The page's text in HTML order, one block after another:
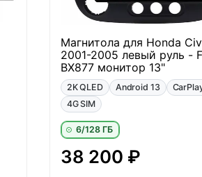
Магнитола для Honda
2001-2005 левый руль -
BX877 монитор 13"
2K QLED Android 13
4G SIM
6/128 ГБ
38 200 ₽